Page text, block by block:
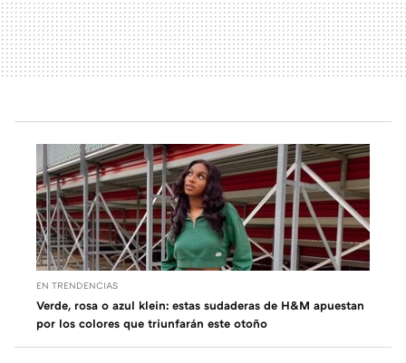
EN TRENDENCIAS
Verde, rosa o azul klein: estas sudaderas de H&M apuestan
por los colores que triunfarán este otoño